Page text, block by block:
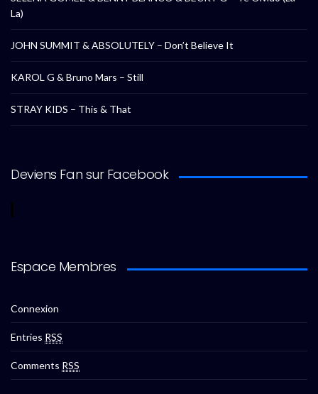
La)
JOHN SUMMIT & ABSOLUTELY – Don’t Believe It
KAROL G & Bruno Mars – Still
STRAY KIDS – This & That
Deviens Fan sur Facebook
Espace Membres
Connexion
Entries RSS
Comments RSS